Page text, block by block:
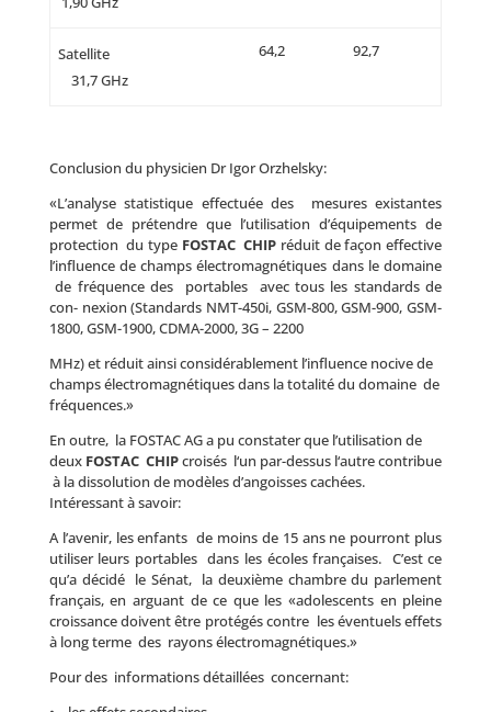
Satellite
31,7 GHz
64,2 92,7
Conclusion du physicien Dr Igor Orzhelsky:
«L’analyse statistique effectuée des mesures existantes
permet de prétendre que l’utilisation d’équipements de
protection du type FOSTAC CHIP réduit de façon effective
l’influence de champs électromagnétiques dans le domaine
de fréquence des portables avec tous les standards de
con- nexion (Standards NMT-450i, GSM-800, GSM-900, GSM-
1800, GSM-1900, CDMA-2000, 3G – 2200
MHz) et réduit ainsi considérablement l’influence nocive de
champs électromagnétiques dans la totalité du domaine de
fréquences.»
En outre, la FOSTAC AG a pu constater que l’utilisation de
deux FOSTAC CHIPcroisés l‘un par-dessus l‘autre contribue
à la dissolution de modèles d’angoisses cachées.
Intéressant à savoir:
A l’avenir, les enfants de moins de 15 ans ne pourront plus
utiliser leurs portables dans les écoles françaises. C’est ce
qu’a décidé le Sénat, la deuxième chambre du parlement
français, en arguant de ce que les «adolescents en pleine
croissance doivent être protégés contre les éventuels effets
à long terme des rayons électromagnétiques.»
Pour des informations détaillées concernant: